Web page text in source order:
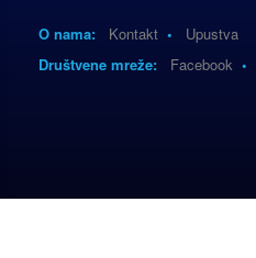
O nama: Kontakt •
Upustva
Društvene mreže:
Facebook •